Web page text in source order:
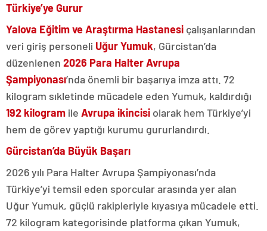
Türkiye’ye Gurur
Yalova Eğitim ve Araştırma Hastanesi çalışanlarından
veri giriş personeli Uğur Yumuk, Gürcistan’da
düzenlenen 2026 Para Halter Avrupa
Şampiyonası’nda önemli bir başarıya imza attı. 72
kilogram sıkletinde mücadele eden Yumuk, kaldırdığı
192 kilogram ile Avrupa ikincisi olarak hem Türkiye’yi
hem de görev yaptığı kurumu gururlandırdı.
Gürcistan’da Büyük Başarı
2026 yılı Para Halter Avrupa Şampiyonası’nda
Türkiye’yi temsil eden sporcular arasında yer alan
Uğur Yumuk, güçlü rakipleriyle kıyasıya mücadele etti.
72 kilogram kategorisinde platforma çıkan Yumuk,